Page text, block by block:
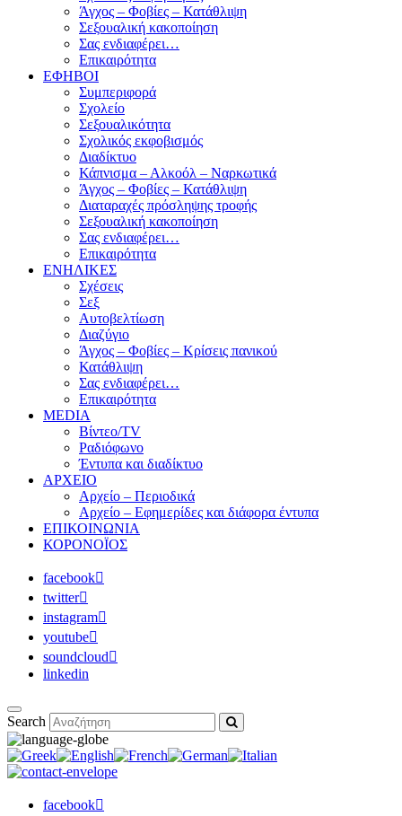
Άγχος – Φοβίες – Κατάθλιψη
Σεξουαλική κακοποίηση
Σας ενδιαφέρει…
Επικαιρότητα
ΕΦΗΒΟΙ
Συμπεριφορά
Σχολείο
Σεξουαλικότητα
Σχολικός εκφοβισμός
Διαδίκτυο
Κάπνισμα – Αλκοόλ – Ναρκωτικά
Άγχος – Φοβίες – Κατάθλιψη
Διαταραχές πρόσληψης τροφής
Σεξουαλική κακοποίηση
Σας ενδιαφέρει…
Επικαιρότητα
ΕΝΗΛΙΚΕΣ
Σχέσεις
Σεξ
Αυτοβελτίωση
Διαζύγιο
Άγχος – Φοβίες – Κρίσεις πανικού
Κατάθλιψη
Σας ενδιαφέρει…
Επικαιρότητα
MEDIA
Βίντεο/TV
Ραδιόφωνο
Έντυπα και διαδίκτυο
ΑΡΧΕΙΟ
Αρχείο – Περιοδικά
Αρχείο – Εφημερίδες και διάφορα έντυπα
ΕΠΙΚΟΙΝΩΝΙΑ
ΚΟΡΟΝΟΪΟΣ
facebook
twitter
instagram
youtube
soundcloud
linkedin
Search
facebook